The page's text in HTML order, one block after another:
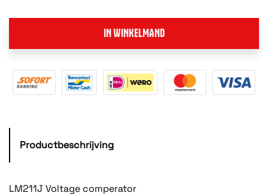
IN WINKELMAND
Productbeschrijving
LM211J Voltage comperator